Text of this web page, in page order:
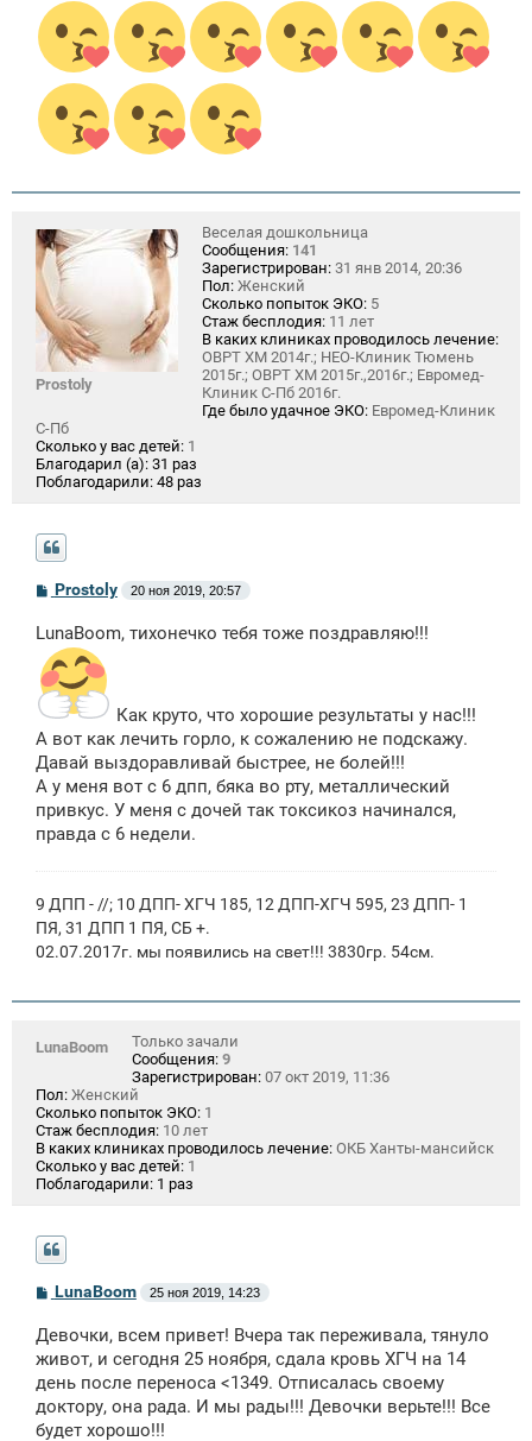
Prostoly
Веселая дошкольница
Сообщения: 141
Зарегистрирован: 31 янв 2014, 20:36
Пол: Женский
Сколько попыток ЭКО: 5
Стаж бесплодия: 11 лет
В каких клиниках проводилось лечение:
ОВРТ ХМ 2014г.; НЕО-Клиник Тюмень
2015г.; ОВРТ ХМ 2015г.,2016г.; Евромед-
Клиник С-Пб 2016г.
Где было удачное ЭКО: Евромед-Клиник
С-Пб
Сколько у вас детей: 1
Благодарил (а): 31 раз
Поблагодарили: 48 раз
С
б
щ
е
н
е
Prostoly 20 ноя 2019, 20:57
LunaBoom, тихонечко тебя тоже поздравляю!!!
Как круто, что хорошие результаты у нас!!!
А вот как лечить горло, к сожалению не подскажу.
Давай выздоравливай быстрее, не болей!!!
А у меня вот с 6 дпп, бяка во рту, металлический
привкус. У меня с дочей так токсикоз начинался,
правда с 6 недели.
9 ДПП - //; 10 ДПП- ХГЧ 185, 12 ДПП-ХГЧ 595, 23 ДПП- 1
ПЯ, 31 ДПП 1 ПЯ, СБ +.
02.07.2017г. мы появились на свет!!! 3830гр. 54см.
LunaBoom
Только зачали
Сообщения: 9
Зарегистрирован: 07 окт 2019, 11:36
Пол: Женский
Сколько попыток ЭКО: 1
Стаж бесплодия: 10 лет
В каких клиниках проводилось лечение: ОКБ Ханты-мансийск
Сколько у вас детей: 1
Поблагодарили: 1 раз
С
б
щ
н
и
LunaBoom 25 ноя 2019, 14:23
Девочки, всем привет! Вчера так переживала, тянуло
живот, и сегодня 25 ноября, сдала кровь ХГЧ на 14
день после переноса <1349. Отписалась своему
доктору, она рада. И мы рады!!! Девочки верьте!!! Все
будет хорошо!!!